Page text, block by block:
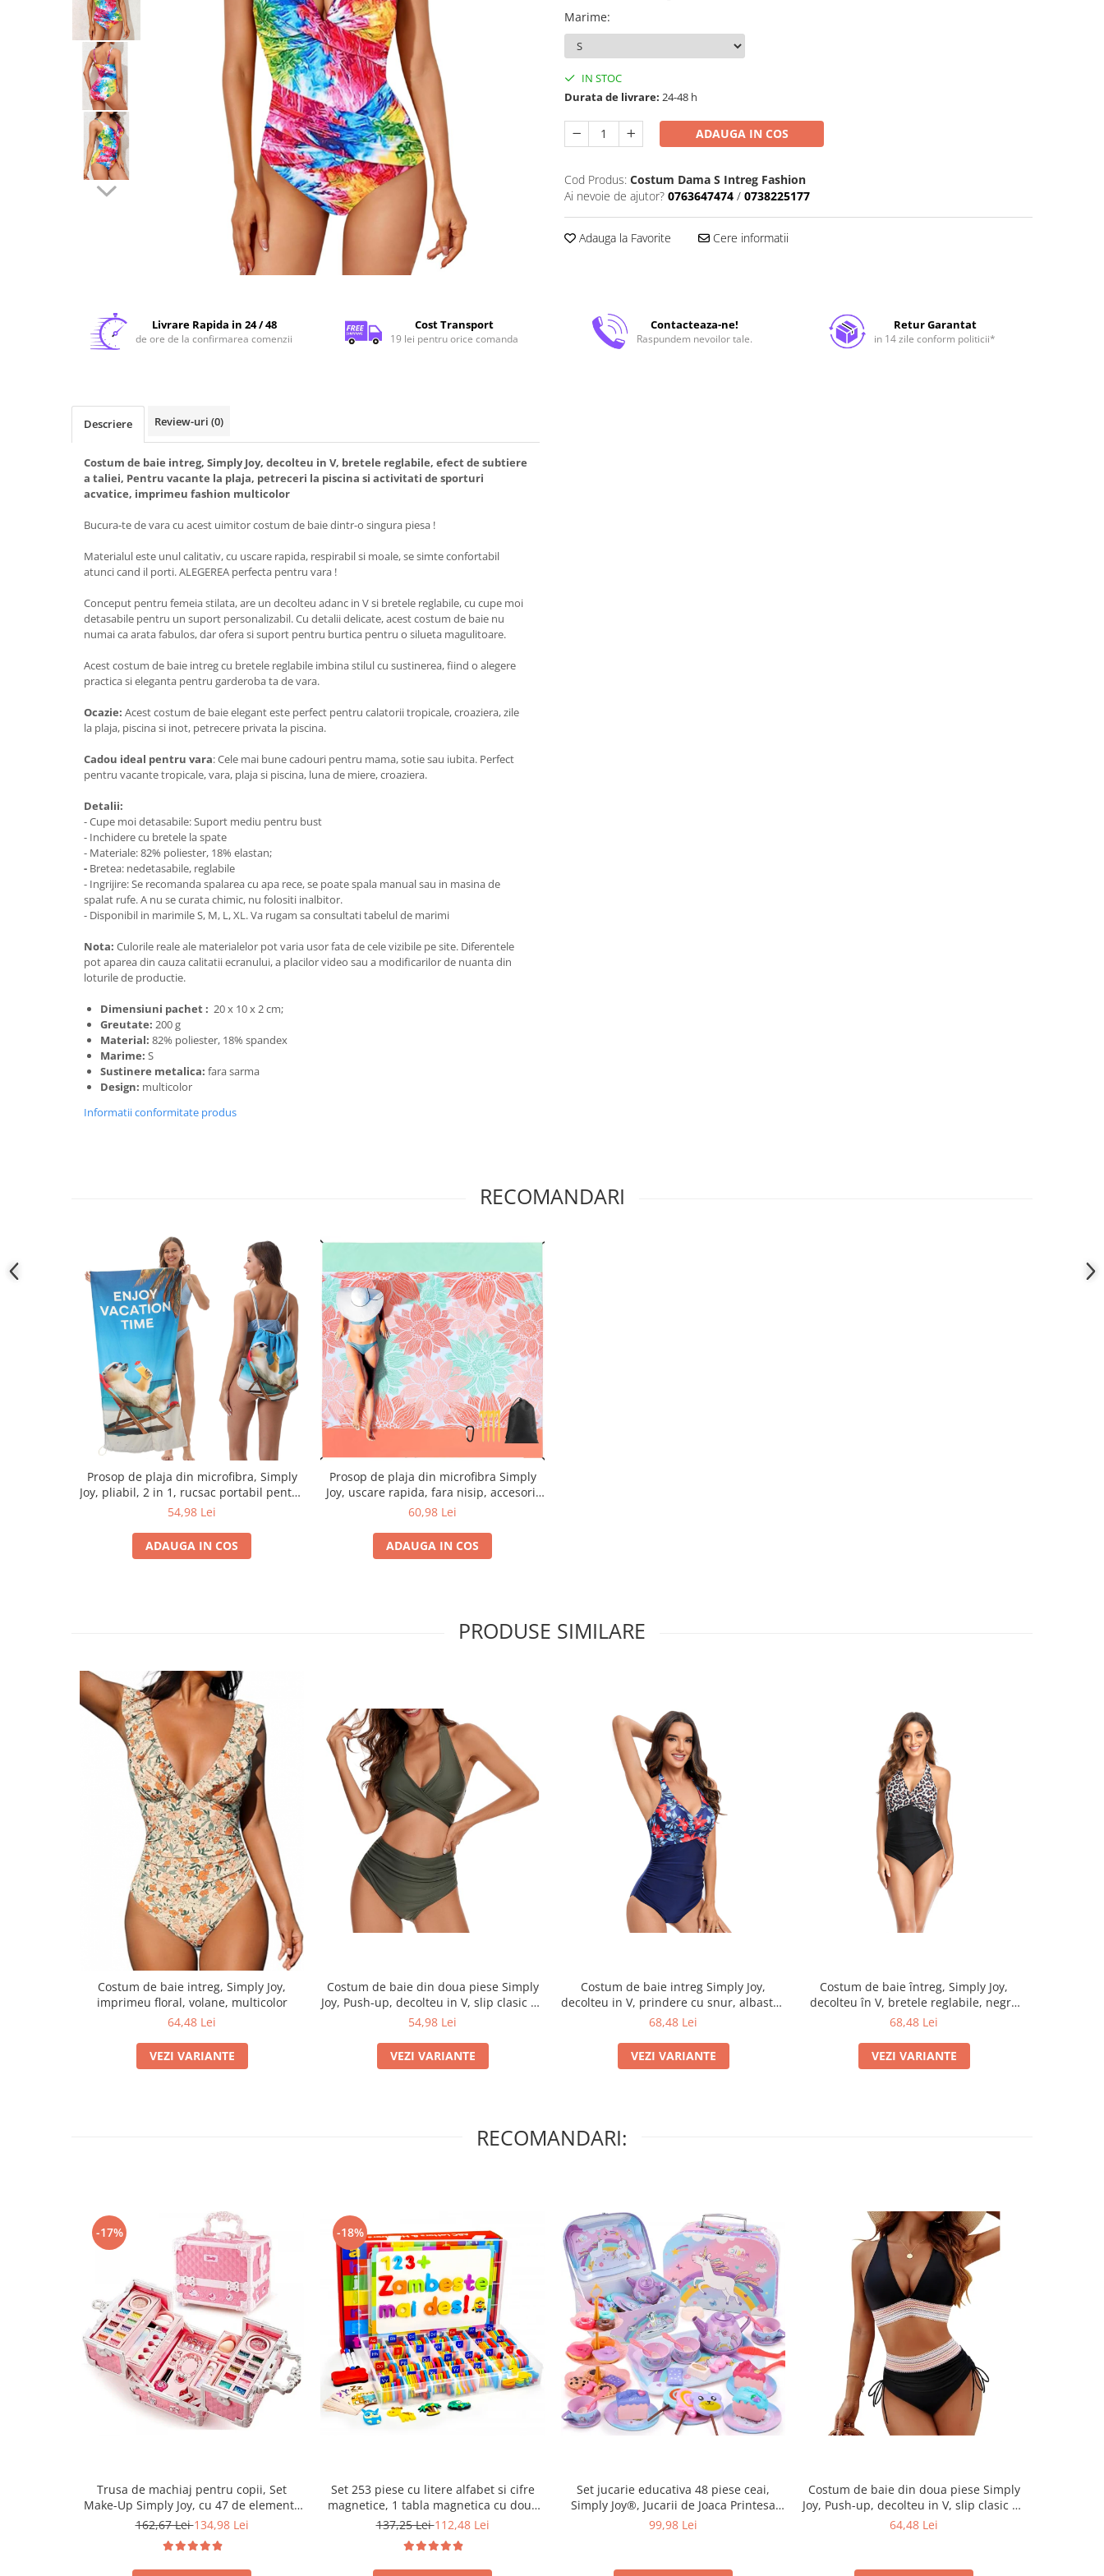
Marime:
IN STOC
Durata de livrare: 24-48 h
ADAUGA IN COS
Cod Produs: Costum Dama S Intreg Fashion
Ai nevoie de ajutor? 0763647474 / 0738225177
Adauga la Favorite Cere informatii
Livrare Rapida in 24 / 48
de ore de la confirmarea comenzii
Cost Transport
19 lei pentru orice comanda
Contacteaza-ne!
Raspundem nevoilor tale.
Retur Garantat
in 14 zile conform politicii*
Descriere Review-uri (0)
Costum de baie intreg, Simply Joy, decolteu in V, bretele reglabile, efect de subtiere
a taliei, Pentru vacante la plaja, petreceri la piscina si activitati de sporturi
acvatice, imprimeu fashion multicolor
Bucura-te de vara cu acest uimitor costum de baie dintr-o singura piesa !
Materialul este unul calitativ, cu uscare rapida, respirabil si moale, se simte confortabil
atunci cand il porti. ALEGEREA perfecta pentru vara !
Conceput pentru femeia stilata, are un decolteu adanc in V si bretele reglabile, cu cupe moi
detasabile pentru un suport personalizabil. Cu detalii delicate, acest costum de baie nu
numai ca arata fabulos, dar ofera si suport pentru burtica pentru o silueta magulitoare.
Acest costum de baie intreg cu bretele reglabile imbina stilul cu sustinerea, fiind o alegere
practica si eleganta pentru garderoba ta de vara.
Ocazie: Acest costum de baie elegant este perfect pentru calatorii tropicale, croaziera, zile
la plaja, piscina si inot, petrecere privata la piscina.
Cadou ideal pentru vara: Cele mai bune cadouri pentru mama, sotie sau iubita. Perfect
pentru vacante tropicale, vara, plaja si piscina, luna de miere, croaziera.
Detalii:
- Cupe moi detasabile: Suport mediu pentru bust
- Inchidere cu bretele la spate
- Materiale: 82% poliester, 18% elastan;
- Bretea: nedetasabile, reglabile
- Ingrijire: Se recomanda spalarea cu apa rece, se poate spala manual sau in masina de
spalat rufe. A nu se curata chimic, nu folositi inalbitor.
- Disponibil in marimile S, M, L, XL. Va rugam sa consultati tabelul de marimi
Nota: Culorile reale ale materialelor pot varia usor fata de cele vizibile pe site. Diferentele
pot aparea din cauza calitatii ecranului, a placilor video sau a modificarilor de nuanta din
loturile de productie.
Dimensiuni pachet : ‎ 20 x 10 x 2 cm;
Greutate: 200 g
Material: 82% poliester, 18% spandex
Marime: S
Sustinere metalica: fara sarma
Design: multicolor
Informatii conformitate produs
RECOMANDARI
Prosop de plaja din microfibra, Simply
Joy, pliabil, 2 in 1, rucsac portabil pentru
depozitare, uscare rapida, pentru plaja,
Cadou de vara
54,98 Lei
ADAUGA IN COS
Prosop de plaja din microfibra Simply
Joy, uscare rapida, fara nisip, accesorii
pentru fixare in nisip si 4 buzunare,
aer liber, roz cu model floral
60,98 Lei
ADAUGA IN COS
PRODUSE SIMILARE
Costum de baie intreg, Simply Joy,
imprimeu floral, volane, multicolor
64,48 Lei
VEZI VARIANTE
Costum de baie din doua piese Simply
Joy, Push-up, decolteu in V, slip clasic cu
talie inalta, Verde
54,98 Lei
VEZI VARIANTE
Costum de baie intreg Simply Joy,
decolteu in V, prindere cu snur, albastru
marin
68,48 Lei
VEZI VARIANTE
Costum de baie întreg, Simply Joy,
decolteu în V, bretele reglabile, negru
cu imprimeu animal print
68,48 Lei
VEZI VARIANTE
RECOMANDARI:
-17%
Trusa de machiaj pentru copii, Set
Make-Up Simply Joy, cu 47 de elemente
pentru make-up, rujuri, farduri, oja,
transport, pentru fetite de 3,4,5,6,7,8,9
ani
162,67 Lei134,98 Lei
-18%
Set 253 piese cu litere alfabet si cifre
magnetice, 1 tabla magnetica cu doua
fete si cutie de depozitare, jucarii
137,25 Lei112,48 Lei
Set jucarie educativa 48 piese ceai,
Simply Joy®, Jucarii de Joaca Printesa
pentru Petrecearea de Ceai pentru Copii
99,98 Lei
Costum de baie din doua piese Simply
Joy, Push-up, decolteu in V, slip clasic cu
talie inalta si snururi laterale, negru
64,48 Lei